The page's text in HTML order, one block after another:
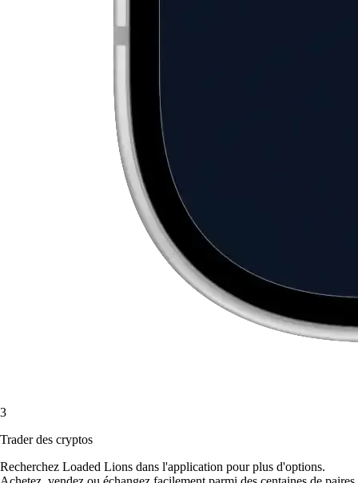
3
Trader des cryptos
Recherchez Loaded Lions dans l'application pour plus d'options.